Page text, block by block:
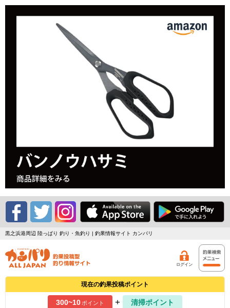
黒之浜港周辺 陸っぱり 釣り・魚釣り | 釣果情報サイト カンパリ
ログイン
現在の釣果投稿ポイント
300~10ポイント +
清掃ポイント